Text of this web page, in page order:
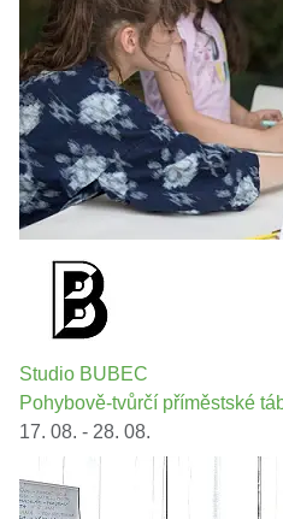
Studio BUBEC
Pohybově-tvůrčí příměstské
17. 08. - 28. 08.